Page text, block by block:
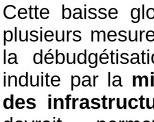
Cette baisse
plusieurs
la
induite par la
des